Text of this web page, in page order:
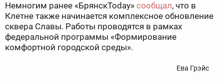
Немногим ранее «БрянскToday» сообщал, что в
Клетне также начинается комплексное обновление
сквера Славы. Работы проводятся в рамках
федеральной программы «Формирование
комфортной городской среды».
Ева Грэйс